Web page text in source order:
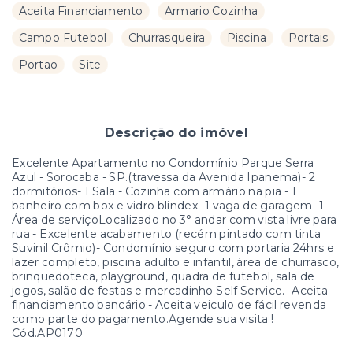
Aceita Financiamento
Armario Cozinha
Campo Futebol
Churrasqueira Piscina
Portais
Portao
Site
Descrição do imóvel
Excelente Apartamento no Condomínio Parque Serra
Azul - Sorocaba - SP.(travessa da Avenida Ipanema)- 2
dormitórios- 1 Sala - Cozinha com armário na pia - 1
banheiro com box e vidro blindex- 1 vaga de garagem- 1
Área de serviçoLocalizado no 3° andar com vista livre para
rua - Excelente acabamento (recém pintado com tinta
Suvinil Crômio)- Condomínio seguro com portaria 24hrs e
lazer completo, piscina adulto e infantil, área de churrasco,
brinquedoteca, playground, quadra de futebol, sala de
jogos, salão de festas e mercadinho Self Service.- Aceita
financiamento bancário.- Aceita veiculo de fácil revenda
como parte do pagamento.Agende sua visita !
Cód.AP0170